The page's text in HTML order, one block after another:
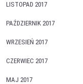
LISTOPAD 2017
PAŹDZIERNIK 2017
WRZESIEŃ 2017
CZERWIEC 2017
MAJ 2017